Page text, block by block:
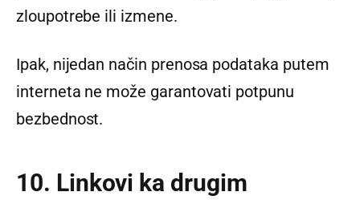
zloupotrebe ili izmene.
Ipak, nijedan način prenosa podataka putem
interneta ne može garantovati potpunu
bezbednost.
10. Linkovi ka drugim